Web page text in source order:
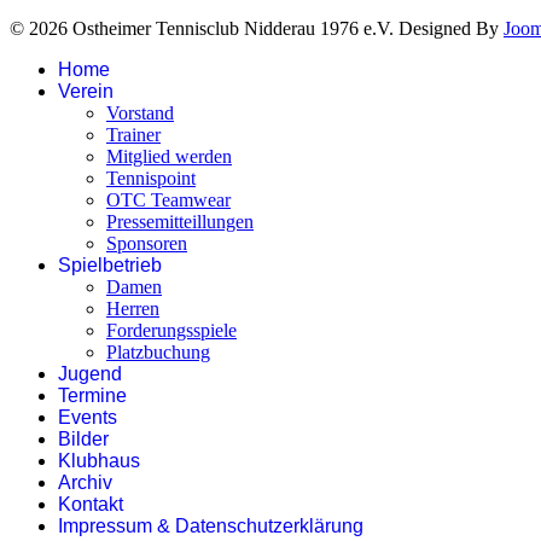
© 2026 Ostheimer Tennisclub Nidderau 1976 e.V. Designed By
Home
Verein
Vorstand
Trainer
Mitglied werden
Tennispoint
OTC Teamwear
Pressemitteillungen
Sponsoren
Spielbetrieb
Damen
Herren
Forderungsspiele
Platzbuchung
Jugend
Termine
Events
Bilder
Klubhaus
Archiv
Kontakt
Impressum & Datenschutzerklärung